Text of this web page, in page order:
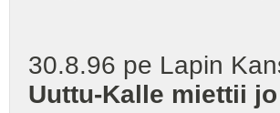
30.8.96 pe Lapin
Uuttu-Kalle miettii